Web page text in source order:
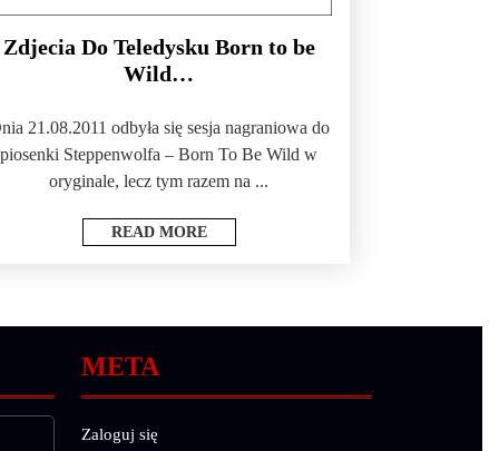
Zdjecia Do Teledysku Born to be
Wild…
21.08.2011 odbyła się sesja nagraniowa do
piosenki Steppenwolfa – Born To Be Wild w
oryginale, lecz tym razem na ...
READ MORE
META
Zaloguj się